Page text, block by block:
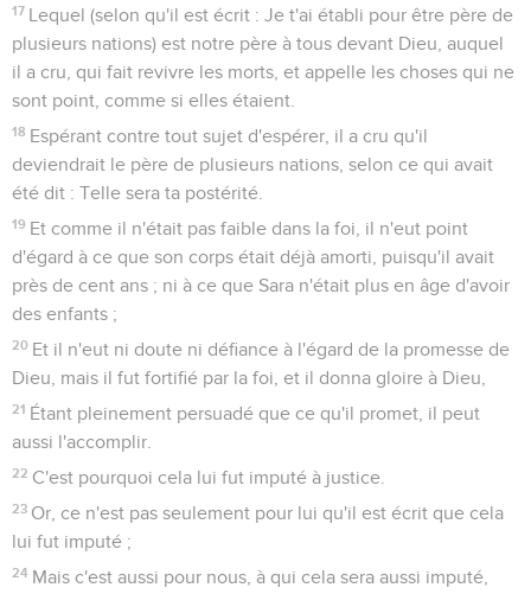
17 Lequel (selon qu'il est écrit : Je t'ai établi pour être père de
plusieurs nations) est notre père à tous devant Dieu, auquel
il a cru, qui fait revivre les morts, et appelle les choses qui ne
sont point, comme si elles étaient.
18 Espérant contre tout sujet d'espérer, il a cru qu'il
deviendrait le père de plusieurs nations, selon ce qui avait
été dit : Telle sera ta postérité.
19 Et comme il n'était pas faible dans la foi, il n'eut point
d'égard à ce que son corps était déjà amorti, puisqu'il avait
près de cent ans ; ni à ce que Sara n'était plus en âge d'avoir
des enfants ;
20 Et il n'eut ni doute ni défiance à l'égard de la promesse de
Dieu, mais il fut fortifié par la foi, et il donna gloire à Dieu,
21 Étant pleinement persuadé que ce qu'il promet, il peut
aussi l'accomplir.
22 C'est pourquoi cela lui fut imputé à justice.
23 Or, ce n'est pas seulement pour lui qu'il est écrit que cela
lui fut imputé ;
24 Mais c'est aussi pour nous, à qui cela sera aussi imputé,